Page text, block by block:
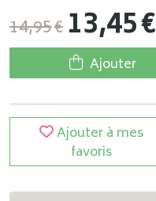
14,95€ 13,45€
Ajouter
Ajouter à mes
favoris